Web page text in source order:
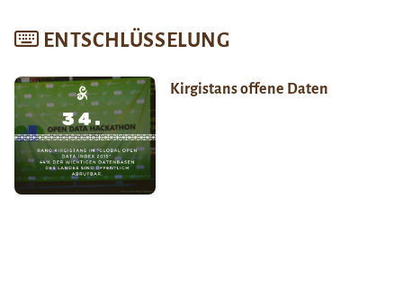
ENTSCHLÜSSELUNG
Kirgistans offene Daten